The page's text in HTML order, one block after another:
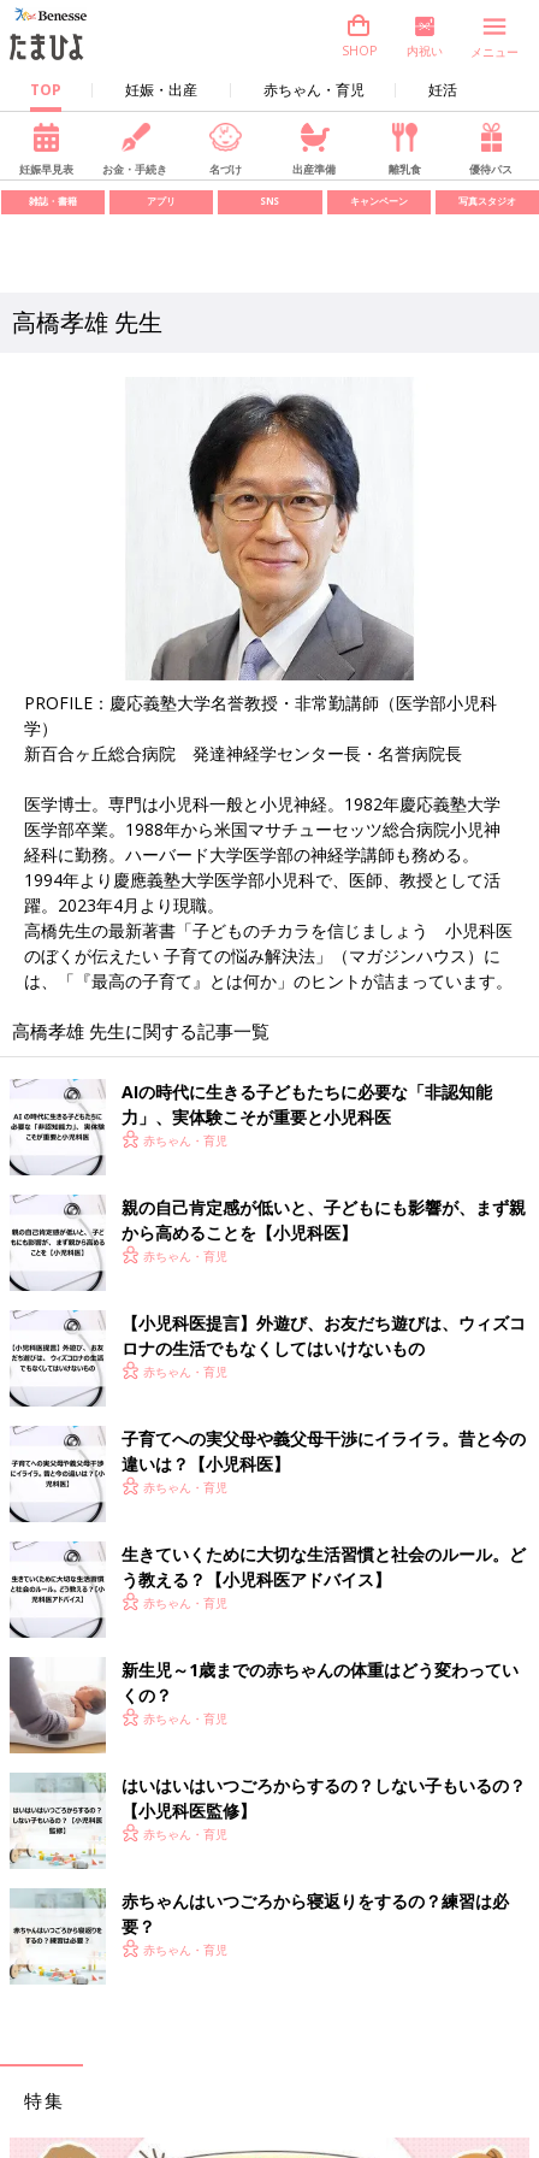
TOP 妊娠・出産 赤ちゃん・育児 妊活
SHOP 内祝い メニュー
妊娠早見表 お金・手続き 名づけ 出産準備 離乳食 優待パス
雑誌・書籍 アプリ SNS キャンペーン 写真スタジオ
高橋孝雄 先生
PROFILE：慶応義塾大学名誉教授・非常勤講師（医学部小児科
学）
新百合ヶ丘総合病院 発達神経学センター長・名誉病院長
医学博士。専門は小児科一般と小児神経。1982年慶応義塾大学
医学部卒業。1988年から米国マサチューセッツ総合病院小児神
経科に勤務。ハーバード大学医学部の神経学講師も務める。
1994年より慶應義塾大学医学部小児科で、医師、教授として活
躍。2023年4月より現職。
高橋先生の最新著書「子どものチカラを信じましょう 小児科医
のぼくが伝えたい 子育ての悩み解決法」（マガジンハウス）に
は、「『最高の子育て』とは何か」のヒントが詰まっています。
高橋孝雄 先生に関する記事一覧
AIの時代に生きる子どもたちに必要な「非認知能
力」、実体験こそが重要と小児科医
赤ちゃん・育児
親の自己肯定感が低いと、子どもにも影響が、まず親
から高めることを【小児科医】
赤ちゃん・育児
【小児科医提言】外遊び、お友だち遊びは、ウィズコ
ロナの生活でもなくしてはいけないもの
赤ちゃん・育児
子育てへの実父母や義父母干渉にイライラ。昔と今の
違いは？【小児科医】
赤ちゃん・育児
生きていくために大切な生活習慣と社会のルール。ど
う教える？【小児科医アドバイス】
赤ちゃん・育児
新生児～1歳までの赤ちゃんの体重はどう変わってい
くの？
赤ちゃん・育児
はいはいはいつごろからするの？しない子もいるの？
【小児科医監修】
赤ちゃん・育児
赤ちゃんはいつごろから寝返りをするの？練習は必
要？
赤ちゃん・育児
特集